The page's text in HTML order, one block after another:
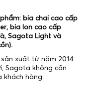
bia chai cao cấp
bia lon cao cấp
Sagota Light và
xuất từ năm 2014
Sagota không cồn
khách hàng.